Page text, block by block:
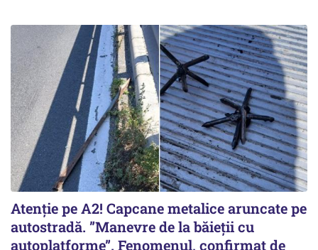
Atenție pe A2! Capcane metalice aruncate pe
autostradă. ”Manevre de la băieții cu
autoplatforme”. Fenomenul, confirmat de